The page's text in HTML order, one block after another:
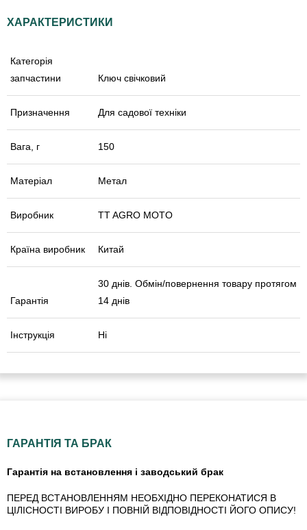
ХАРАКТЕРИСТИКИ
Категорія
запчастини
Ключ свічковий
Призначення Для садової техніки
Вага, г 150
Матеріал Метал
Виробник TT AGRO MOTO
Країна виробник Китай
Гарантія
30 днів. Обмін/повернення товару протягом
14 днів
Інструкція Ні
ГАРАНТІЯ ТА БРАК
Гарантія на встановлення і заводський брак
ПЕРЕД ВСТАНОВЛЕННЯМ НЕОБХІДНО ПЕРЕКОНАТИСЯ В
ЦІЛІСНОСТІ ВИРОБУ І ПОВНІЙ ВІДПОВІДНОСТІ ЙОГО ОПИСУ!